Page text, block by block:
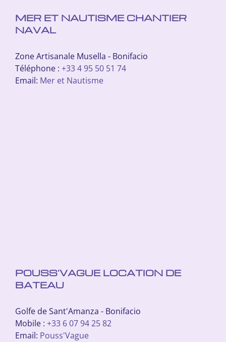
MER ET NAUTISME CHANTIER
NAVAL
Zone Artisanale Musella - Bonifacio
Téléphone : +33 4 95 50 51 74
Email: Mer et Nautisme
POUSS’VAGUE LOCATION DE
BATEAU
Golfe de Sant'Amanza - Bonifacio
Mobile : +33 6 07 94 25 82
Email: Pouss'Vague